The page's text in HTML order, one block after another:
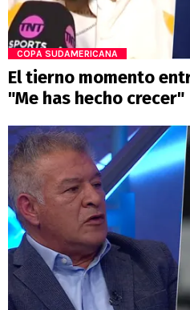
COPA SUDAMERICANA
El tierno momento
"Me has hecho crecer"